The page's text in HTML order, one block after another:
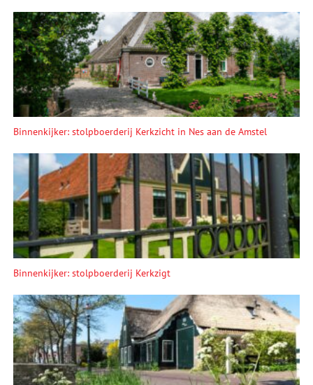
Binnenkijker: stolpboerderij Kerkzicht in Nes aan de Amstel
Binnenkijker: stolpboerderij Kerkzigt